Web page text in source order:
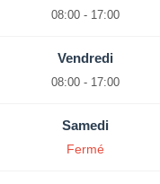
08:00 - 17:00
Vendredi
08:00 - 17:00
Samedi
Fermé